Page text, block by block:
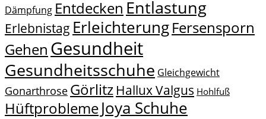
Dämpfung Entdecken Entlastung
Erlebnistag ErleichterungFersensporn
Gehen Gesundheit
Gesundheitsschuhe Gleichgewicht
Gonarthrose Görlitz Hallux Valgus Hohlfuß
HüftproblemeJoya Schuhe